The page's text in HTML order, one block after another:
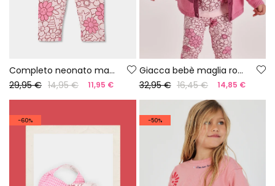
Completo neonato maglia cotone rosa
29,95 € 14,95 € 11,95 €
Giacca bebè maglia rosa
32,95 € 16,45 € 14,85 €
-60% -50%